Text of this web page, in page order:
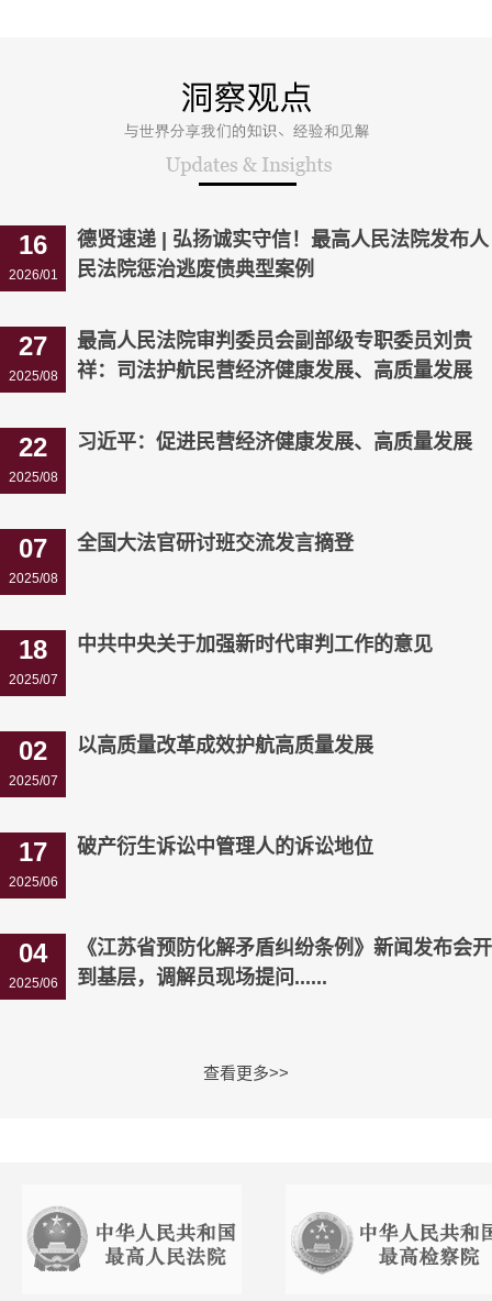
16
2026/01
德贤速递 | 弘扬诚实守信！最高人民法院发布人
民法院惩治逃废债典型案例
27
2025/08
最高人民法院审判委员会副部级专职委员刘贵
祥：司法护航民营经济健康发展、高质量发展
22
2025/08
习近平：促进民营经济健康发展、高质量发展
07
2025/08
全国大法官研讨班交流发言摘登
18
2025/07
中共中央关于加强新时代审判工作的意见
02
2025/07
以高质量改革成效护航高质量发展
17
2025/06
破产衍生诉讼中管理人的诉讼地位
04
2025/06
《江苏省预防化解矛盾纠纷条例》新闻发布会开
到基层，调解员现场提问......
查看更多>>